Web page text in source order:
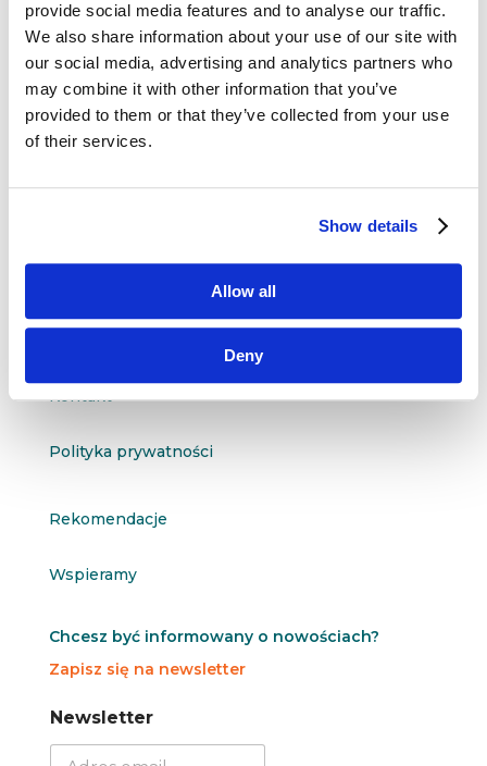
provide social media features and to analyse our traffic.
We also share information about your use of our site with
our social media, advertising and analytics partners who
may combine it with other information that you’ve
provided to them or that they’ve collected from your use
of their services.
Show details
Allow all
Deny
Dane kontaktowe

questus
91-811 Łódź
 questus@questus.pl
Kontakt
Polityka prywatności
Rekomendacje
Wspieramy
Chcesz być informowany o nowościach?
Zapisz się na newsletter
N
N
Newsletter